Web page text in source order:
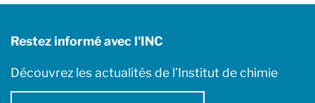
Restez informé avec l'INC
Découvrez les actualités de l’Institut de chimie